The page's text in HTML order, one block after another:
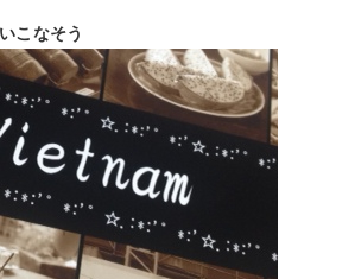
こなそう